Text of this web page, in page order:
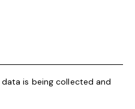
is being collected and